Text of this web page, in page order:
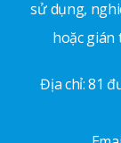
sử dụng,
hoặc gián
Địa chỉ: 81